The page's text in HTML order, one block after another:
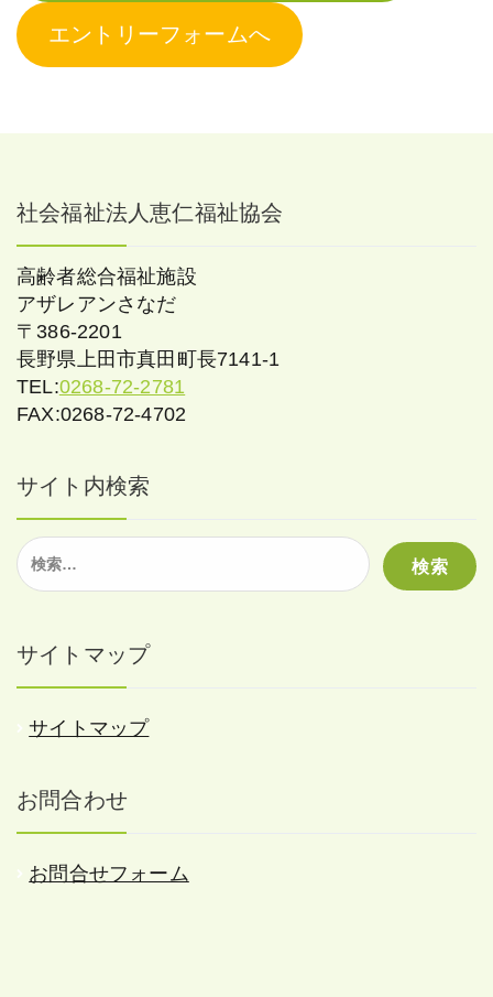
エントリーフォームへ
社会福祉法人恵仁福祉協会
高齢者総合福祉施設
アザレアンさなだ
〒386-2201
長野県上田市真田町長7141-1
TEL:0268-72-2781
FAX:0268-72-4702
サイト内検索
検
索:
サイトマップ
サイトマップ
お問合わせ
お問合せフォーム